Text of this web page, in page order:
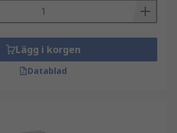
Lägg i korgen
Datablad